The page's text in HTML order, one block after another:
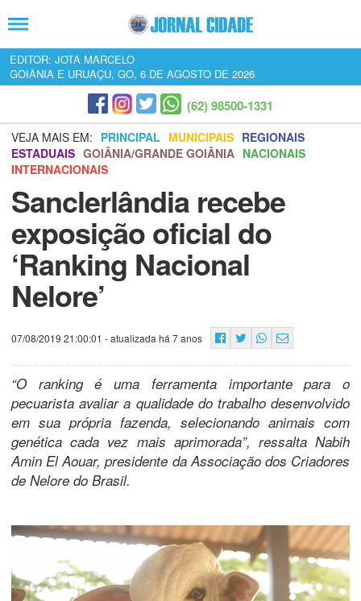
EDITOR: JOTA MARCELO
GOIÂNIA E URUAÇU, GO, 6 DE AGOSTO DE 2026
(62) 98500-1331
VEJA MAIS EM: PRINCIPAL MUNICIPAIS REGIONAIS
ESTADUAIS GOIÂNIA/GRANDE GOIÂNIA NACIONAIS
INTERNACIONAIS
Sanclerlândia recebe
exposição oficial do
‘Ranking Nacional
Nelore’
07/08/2019 21:00:01 - atualizada há 7 anos
“O ranking é uma ferramenta importante para o
pecuarista avaliar a qualidade do trabalho desenvolvido
em sua própria fazenda, selecionando animais com
genética cada vez mais aprimorada”, ressalta Nabih
Amin El Aouar, presidente da Associação dos Criadores
de Nelore do Brasil.